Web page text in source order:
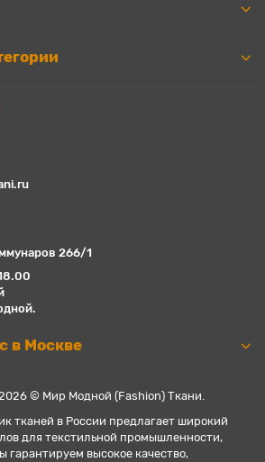
но и заботливый сервис, который
от 6 метров и на килограммы от
266/1
в Москве
© Мир Модной (Fashion) Ткани.
тканей в России предлагает широкий
для текстильной промышленности,
гарантируем высокое качество,